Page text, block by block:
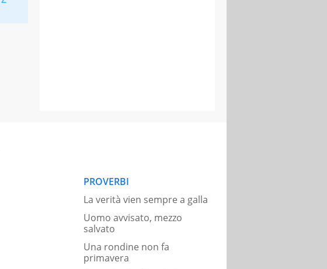
PROVERBI
La verità vien sempre a galla
Uomo avvisato, mezzo
salvato
Una rondine non fa
primavera